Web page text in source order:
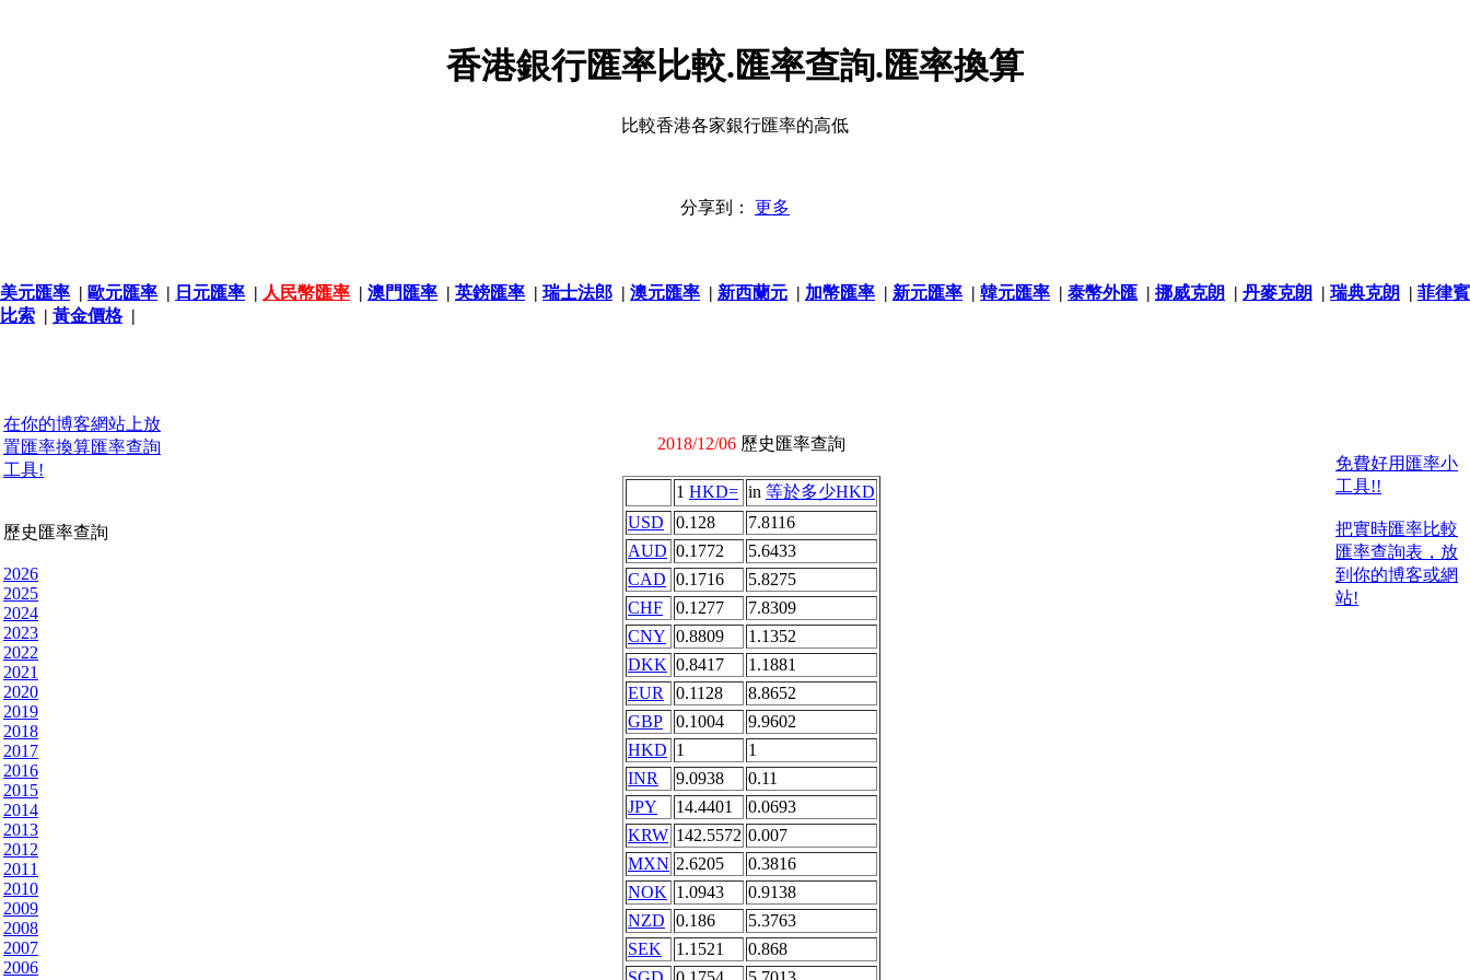
香港銀行匯率比較.匯率查詢.匯率換算
比較香港各家銀行匯率的高低
分享到： 更多
美元匯率 | 歐元匯率 | 日元匯率 | 人民幣匯率 | 澳門匯率 | 英鎊匯率 | 瑞士法郎 | 澳元匯率 | 新西蘭元 | 加幣匯率 | 新元匯率 | 韓元匯率 | 泰幣外匯 | 挪威克朗 | 丹麥克朗 | 瑞典克朗 | 菲律賓
比索 | 黃金價格|
在你的博客網站上放
置匯率換算匯率查詢
工具!
歷史匯率查詢
2026
2025
2024
2023
2022
2021
2020
2019
2018
2017
2016
2015
2014
2013
2012
2011
2010
2009
2008
2007
2006
2018/12/06 歷史匯率查詢
1 HKD= in 等於多少HKD
USD
0.128
7.8116
AUD 0.1772
5.6433
CAD 0.1716
5.8275
CHF
0.1277
7.8309
CNY 0.8809
1.1352
DKK 0.8417
1.1881
EUR
0.1128
8.8652
GBP
0.1004
9.9602
HKD 1
1
INR
9.0938
0.11
JPY
14.4401
0.0693
KRW 142.5572 0.007
MXN 2.6205
0.3816
NOK 1.0943
0.9138
NZD
0.186
5.3763
SEK
1.1521
0.868
免費好用匯率小
工具!!
把實時匯率比較
匯率查詢表，放
到你的博客或網
站!